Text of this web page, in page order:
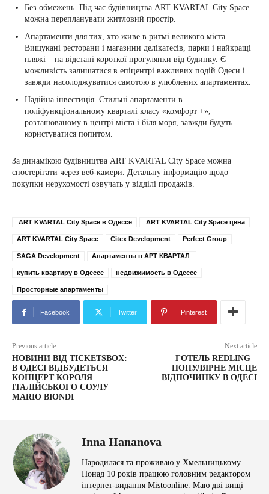
Без обмежень. Під час будівництва ART KVARTAL City Space
можна перепланувати житловий простір.
Апартаменти для тих, хто живе в ритмі великого міста.
Вишукані ресторани і магазини делікатесів, парки і найкращі
пляжі – на відстані короткої прогулянки від будинку. Є
можливість залишатися в епіцентрі важливих подій Одеси і
завжди насолоджуватися самотою в улюблених апартаментах.
Надійна інвестиція. Стильні апартаменти в
поліфункціональному кварталі класу «комфорт +»,
розташованому в центрі міста і біля моря, завжди будуть
користуватися попитом.
За динамікою будівництва ART KVARTAL City Space можна
спостерігати через веб-камери. Детальну інформацію щодо
покупки нерухомості озвучать у відділі продажів.
ART KVARTAL City Space в Одессе ART KVARTAL City Space цена
ART KVARTAL City Space Citex Development Perfect Group
SAGA Development Апартаменты в АРТ КВАРТАЛ
купить квартиру в Одессе недвижимость в Одессе
Просторные апартаменты
Facebook Twitter Pinterest
Previous article
НОВИНИ ВІД TICKETSBOX:
В ОДЕСІ ВІДБУДЕТЬСЯ
КОНЦЕРТ КОРОЛЯ
ІТАЛІЙСЬКОГО СОУЛУ
MARIO BIONDI
Next article
ГОТЕЛЬ REDLING –
ПОПУЛЯРНЕ МІСЦЕ
ВІДПОЧИНКУ В ОДЕСІ
Inna Hananova
Народилася та проживаю у Хмельницькому.
Понад 10 років працюю головним редактором
інтернет-видання Mistoonline. Маю дві вищі